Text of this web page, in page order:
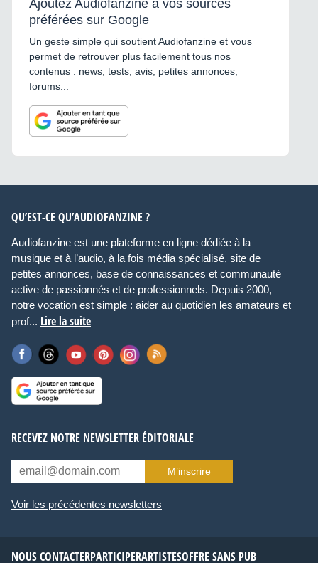
Ajoutez Audiofanzine à vos sources
préférées sur Google
Un geste simple qui soutient Audiofanzine et vous
permet de retrouver plus facilement tous nos
contenus : news, tests, avis, petites annonces,
forums...
QU’EST-CE QU’AUDIOFANZINE ?
Audiofanzine est une plateforme en ligne dédiée à la
musique et à l’audio, à la fois média spécialisé, site de
petites annonces, base de connaissances et communauté
active de passionnés et de professionnels. Depuis 2000,
notre vocation est simple : aider au quotidien les amateurs et
prof... Lire la suite
RECEVEZ NOTRE NEWSLETTER ÉDITORIALE
M’inscrire
Voir les précédentes newsletters
NOUS CONTACTERPARTICIPERARTISTESOFFRE SANS PUB